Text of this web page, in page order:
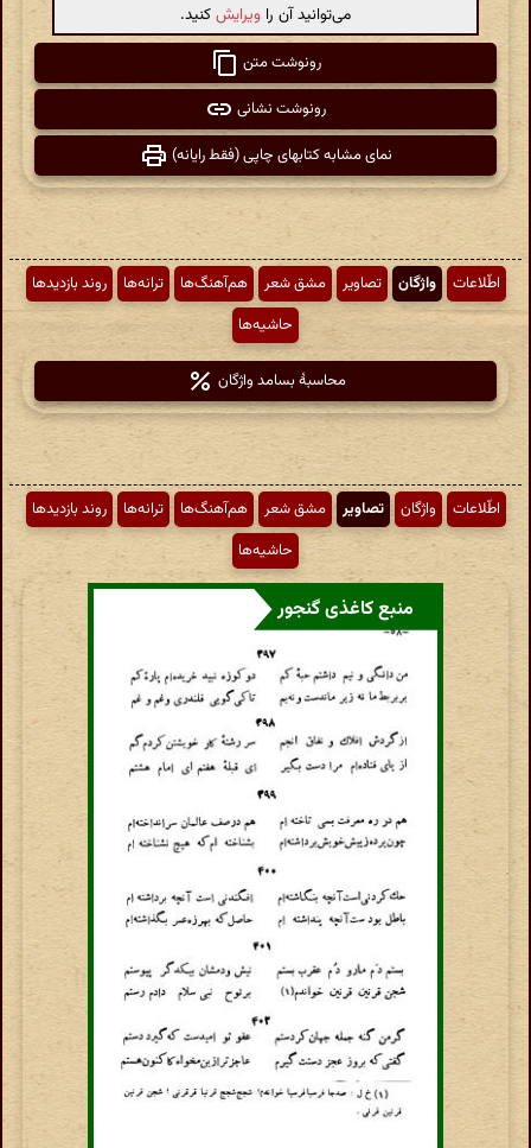
می‌توانید آن را ویرایشکنید.
رونوشت متن
رونوشت نشانی
نمای مشابه کتابهای چاپی (فقط رایانه)
اطّلاعات واژگان تصاویر مشق شعر هم‌آهنگ‌ها ترانه‌ها
روند بازدیدها
حاشیه‌ها
محاسبهٔ بسامد واژگان
اطّلاعات واژگان تصاویر مشق شعر هم‌آهنگ‌ها ترانه‌ها
روند بازدیدها
حاشیه‌ها
منبع کاغذی گنجور